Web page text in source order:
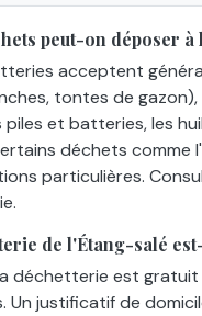
peut-on déposer
acceptent
tontes de
piles et batteries, les
déchets comme
particulières.
de l'Étang-salé
déchetterie est
Un justificatif de